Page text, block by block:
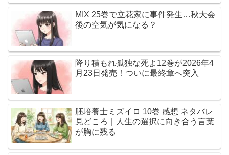
MIX 25巻で立花家に事件発生…秋大会
後の空気が気になる？
降り積もれ孤独な死よ12巻が2026年4
月23日発売！ついに最終章へ突入
胚培養士ミズイロ 10巻 感想 ネタバレ
見どころ｜人生の選択に向き合う言葉
が胸に残る